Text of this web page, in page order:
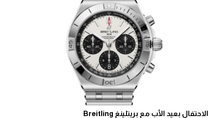
الاحتفال بعيد الأب مع بريتلينغ Breitling